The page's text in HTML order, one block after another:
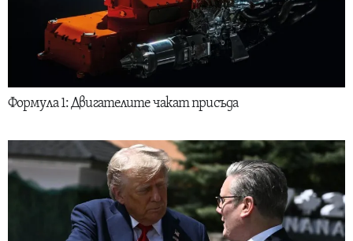
Формула 1: Двигателите чакат присъда